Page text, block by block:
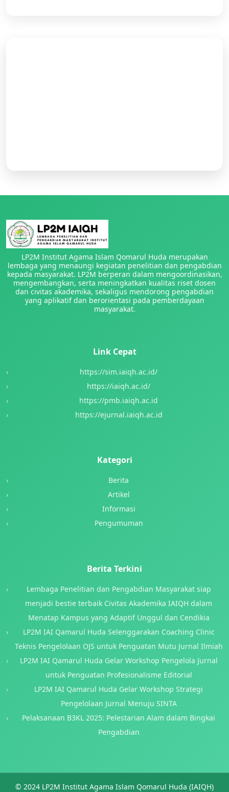
LP2M Institut Agama Islam Qomarul Huda merupakan
lembaga yang menaungi kegiatan penelitian dan pengabdian
kepada masyarakat. LP2M berperan dalam mengoordinasikan,
mengembangkan, serta meningkatkan kualitas riset dosen
dan civitas akademika, sekaligus mendorong pengabdian
yang aplikatif dan berorientasi pada pemberdayaan
masyarakat.
Link Cepat
https://sim.iaiqh.ac.id/
https://iaiqh.ac.id/
https://pmb.iaiqh.ac.id
https://ejurnal.iaiqh.ac.id
Kategori
Berita
Artikel
Informasi
Pengumuman
Berita Terkini
Lembaga Penelitian dan Pengabdian Masyarakat siap
menjadi bestie terbaik Civitas Akademika IAIQH dalam
Menatap Kampus yang Adaptif Unggul dan Cendikia
LP2M IAI Qamarul Huda Selenggarakan Coaching Clinic
Teknis Pengelolaan OJS untuk Penguatan Mutu Jurnal Ilmiah
LP2M IAI Qamarul Huda Gelar Workshop Pengelola Jurnal
untuk Penguatan Profesionalisme Editorial
LP2M IAI Qamarul Huda Gelar Workshop Strategi
Pengelolaan Jurnal Menuju SINTA
Pelaksanaan B3KL 2025: Pelestarian Alam dalam Bingkai
Pengabdian
© 2024 LP2M Institut Agama Islam Qomarul Huda (IAIQH)